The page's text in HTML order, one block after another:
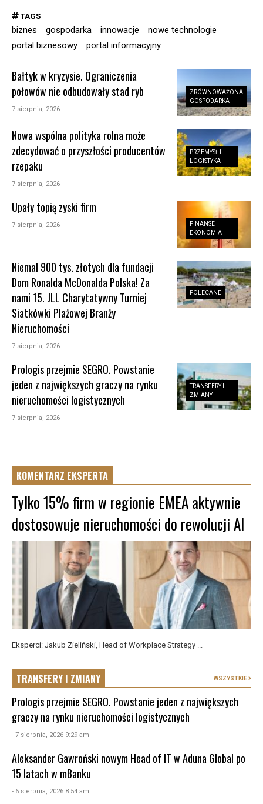
TAGS
biznes gospodarka innowacje
nowe technologie
portal biznesowy
portal informacyjny
ZRÓWNOWAŻONA
GOSPODARKA
Bałtyk w kryzysie. Ograniczenia
połowów nie odbudowały stad ryb
7 sierpnia, 2026
PRZEMYSŁ I
LOGISTYKA
Nowa wspólna polityka rolna może
zdecydować o przyszłości producentów
rzepaku
7 sierpnia, 2026
FINANSE I
EKONOMIA
Upały topią zyski firm
7 sierpnia, 2026
POLECANE
Niemal 900 tys. złotych dla fundacji
Dom Ronalda McDonalda Polska! Za
nami 15. JLL Charytatywny Turniej
Siatkówki Plażowej Branży
Nieruchomości
7 sierpnia, 2026
TRANSFERY I
ZMIANY
Prologis przejmie SEGRO. Powstanie
jeden z największych graczy na rynku
nieruchomości logistycznych
7 sierpnia, 2026
KOMENTARZ EKSPERTA
Tylko 15% firm w regionie EMEA aktywnie
dostosowuje nieruchomości do rewolucji AI
Eksperci: Jakub Zieliński, Head of Workplace Strategy ...
TRANSFERY I ZMIANY WSZYSTKIE
Prologis przejmie SEGRO. Powstanie jeden z największych
graczy na rynku nieruchomości logistycznych
- 7 sierpnia, 2026 9:29 am
Aleksander Gawroński nowym Head of IT w Aduna Global po
15 latach w mBanku
- 6 sierpnia, 2026 8:54 am